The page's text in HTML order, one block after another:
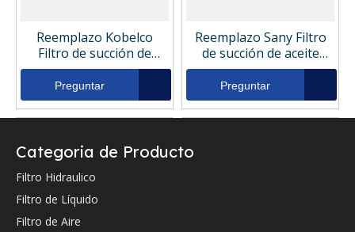
Reemplazo Kobelco
Filtro de succión de
aceite hidráulico
2446R307S1
Preguntar
Reemplazo Sany Filtro
de succión de aceite
hidráulico 222100000235
Preguntar
Categoria de Producto
Filtro Hidraulico
Filtro de Líquido
Filtro de Aire